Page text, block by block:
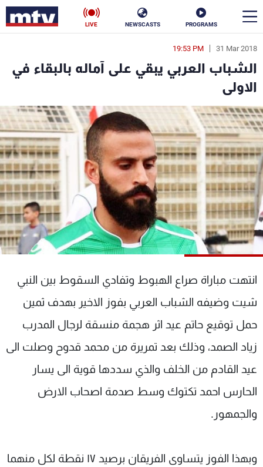
PROGRAMS
NEWSCASTS
LIVE
31 Mar 2018
19:53 PM
الشباب العربي يبقي على آماله بالبقاء في
الاولى
انتهت مباراة صراع الهبوط وتفادي السقوط بين النبي
شيت وضيفه الشباب العربي بفوز الاخير بهدف ثمين
حمل توقيع حاتم عيد اثر هجمة منسقة لرجال المدرب
زياد الصمد، وذلك بعد تمريرة من محمد قدوح وصلت الى
عيد القادم من الخلف والذي سددها قوية الى يسار
الحارس احمد تكتوك وسط صدمة اصحاب الارض
والجمهور.
وبهذا الفوز يتساوى الفريقان برصيد ١٧ نقطة لكل منهما
en
الأخبار
سياسة ناس
إقتصاد فن
منوعات رياضة
كأس العالم
البرامج
جدول البرامج
شاهد البرامج
عن MTV
الإنـتـاج
لاعلاناتكم
وظائف
تواصل معنا
شروط الإسـتخدام
سياسة الخصوصية